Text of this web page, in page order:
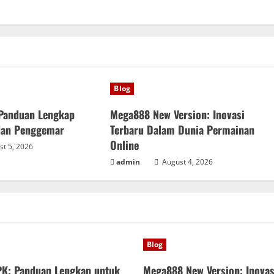
Lengkap
Penggemar
5, 2026
Blog
Mega888 New Version: Inovasi
Terbaru Dalam Dunia Permainan
Online
admin August 4, 2026
Panduan Lengkap untuk
Blog
Mega888 New Version: